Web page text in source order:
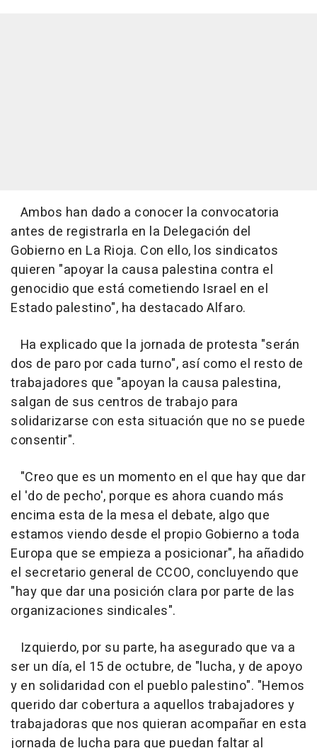
Ambos han dado a conocer la convocatoria
antes de registrarla en la Delegación del
Gobierno en La Rioja. Con ello, los sindicatos
quieren "apoyar la causa palestina contra el
genocidio que está cometiendo Israel en el
Estado palestino", ha destacado Alfaro.
Ha explicado que la jornada de protesta "serán
dos de paro por cada turno", así como el resto de
trabajadores que "apoyan la causa palestina,
salgan de sus centros de trabajo para
solidarizarse con esta situación que no se puede
consentir".
"Creo que es un momento en el que hay que dar
el 'do de pecho', porque es ahora cuando más
encima esta de la mesa el debate, algo que
estamos viendo desde el propio Gobierno a toda
Europa que se empieza a posicionar", ha añadido
el secretario general de CCOO, concluyendo que
"hay que dar una posición clara por parte de las
organizaciones sindicales".
Izquierdo, por su parte, ha asegurado que va a
ser un día, el 15 de octubre, de "lucha, y de apoyo
y en solidaridad con el pueblo palestino". "Hemos
querido dar cobertura a aquellos trabajadores y
trabajadoras que nos quieran acompañar en esta
jornada de lucha para que puedan faltar al